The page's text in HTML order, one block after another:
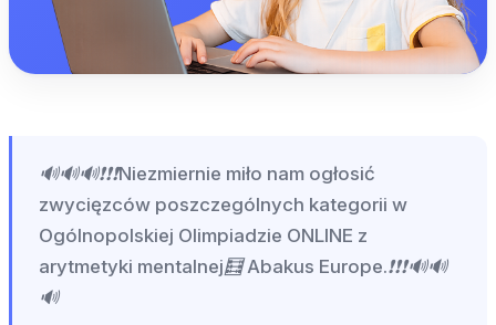
🔊🔊🔊❗❗❗Niezmiernie miło nam ogłosić
zwycięzców poszczególnych kategorii w
Ogólnopolskiej Olimpiadzie ONLINE z
arytmetyki mentalnej🧮 Abakus Europe.❗❗❗🔊🔊
🔊